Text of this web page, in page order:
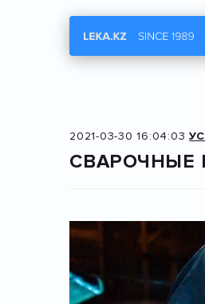
2021-03-30 16:04:03
СВАРОЧНЫЕ